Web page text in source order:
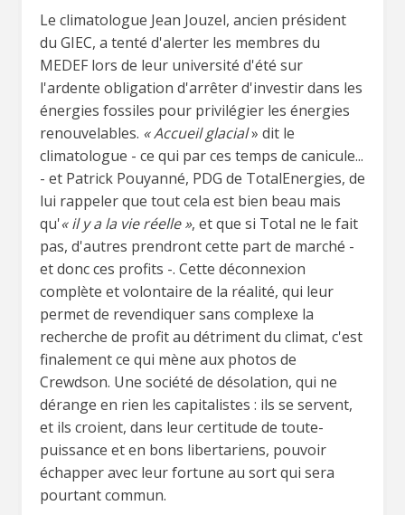
Le climatologue Jean Jouzel, ancien président
du GIEC, a tenté d'alerter les membres du
MEDEF lors de leur université d'été sur
l'ardente obligation d'arrêter d'investir dans les
énergies fossiles pour privilégier les énergies
renouvelables. « Accueil glacial» dit le
climatologue - ce qui par ces temps de canicule...
- et Patrick Pouyanné, PDG de TotalEnergies, de
lui rappeler que tout cela est bien beau mais
qu'« il y a la vie réelle », et que si Total ne le fait
pas, d'autres prendront cette part de marché -
et donc ces profits -. Cette déconnexion
complète et volontaire de la réalité, qui leur
permet de revendiquer sans complexe la
recherche de profit au détriment du climat, c'est
finalement ce qui mène aux photos de
Crewdson. Une société de désolation, qui ne
dérange en rien les capitalistes : ils se servent,
et ils croient, dans leur certitude de toute-
puissance et en bons libertariens, pouvoir
échapper avec leur fortune au sort qui sera
pourtant commun.